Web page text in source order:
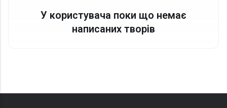
У користувача поки що немає
написаних творів